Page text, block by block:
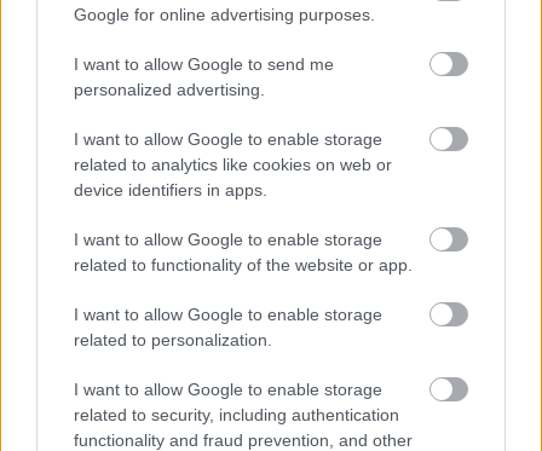
Google for online advertising purposes.
I want to allow Google to send me
personalized advertising.
I want to allow Google to enable storage
related to analytics like cookies on web or
device identifiers in apps.
I want to allow Google to enable storage
related to functionality of the website or app.
I want to allow Google to enable storage
related to personalization.
I want to allow Google to enable storage
related to security, including authentication
functionality and fraud prevention, and other
Cabañero destaca en Jorquera el
como nuevo recurso turístico y
cultural de La Manchuela
El calor aprieta este viernes en
Tomelloso con máximas de hasta
07/08/2026
El tiempo en España hoy, 7 de
agosto: calor intenso y
en el este
07/08/2026